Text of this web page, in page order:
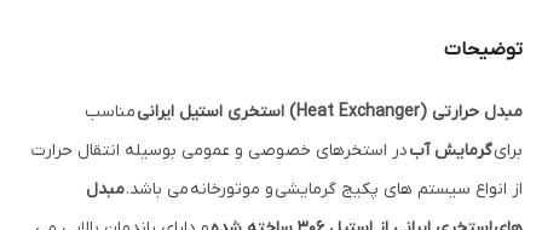
توضیحات
مبدل حرارتی (Heat Exchanger) استخری استیل ایرانی
مناسب
برایگرمایش آبدر استخرهای خصوصی و عمومی بوسیله انتقال حرارت
از انواع سیستم های پکیج گرمایشی و موتورخانه می باشد.مبدل